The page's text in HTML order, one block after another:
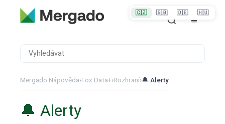
Mergado Nápověda›Fox Data+›Rozhraní›🔔 Alerty
🔔 Alerty
🇨🇿 🇬🇧 🇩🇪 🇭🇺